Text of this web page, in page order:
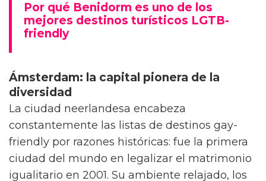
Por qué Benidorm es uno de los
mejores destinos turísticos LGTB-
friendly
Ámsterdam: la capital pionera de la
diversidad
La ciudad neerlandesa encabeza
constantemente las listas de destinos gay-
friendly por razones históricas: fue la primera
ciudad del mundo en legalizar el matrimonio
igualitario en 2001. Su ambiente relajado, los